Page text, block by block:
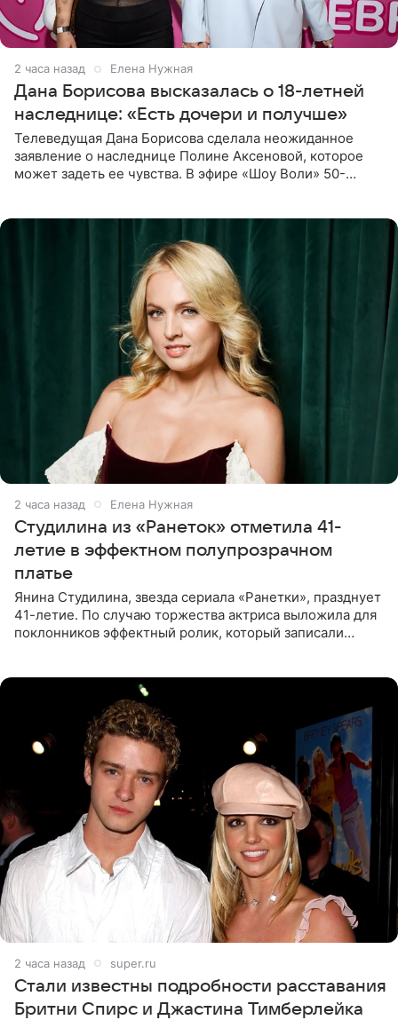
2 часа назад Елена Нужная
Дана Борисова высказалась о 18-летней
наследнице: «Есть дочери и получше»
Телеведущая Дана Борисова сделала неожиданное
заявление о наследнице Полине Аксеновой, которое
может задеть ее чувства. В эфире «Шоу Воли» 50-
2 часа назад Елена Нужная
Студилина из «Ранеток» отметила 41-
летие в эффектном полупрозрачном
платье
Янина Студилина, звезда сериала «Ранетки», празднует
41-летие. По случаю торжества актриса выложила для
поклонников эффектный ролик, который записали
2 часа назад super.ru
Стали известны подробности расставания
Бритни Спирс и Джастина Тимберлейка